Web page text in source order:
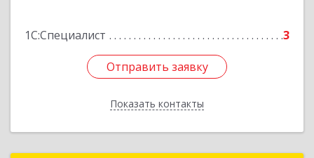
1С:Специалист 3
Отправить заявку
Показать контакты